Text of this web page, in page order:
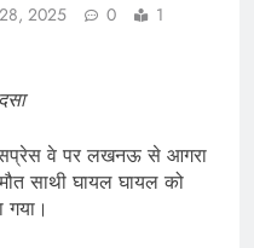
2025 0
1
वे पर लखनऊ से आगरा
साथी घायल घायल को
गया।